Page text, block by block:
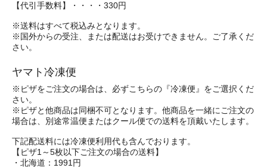
【代引手数料】・・・・330円
※送料はすべて税込みとなります。
※国外からの受注、または配送はお受けできません。ご了承くだ
さい。
ヤマト冷凍便
※ピザをご注文の場合は、必ずこちらの『冷凍便』をご選択くだ
さい。
※ピザと他商品は同梱不可となります。他商品を一緒にご注文の
場合は、別途常温便またはクール便での送料を頂戴いたします。
下記配送料には冷凍便利用代も含んでおります。
【ピザ1～5枚以下ご注文の場合の送料】
・北海道：1991円